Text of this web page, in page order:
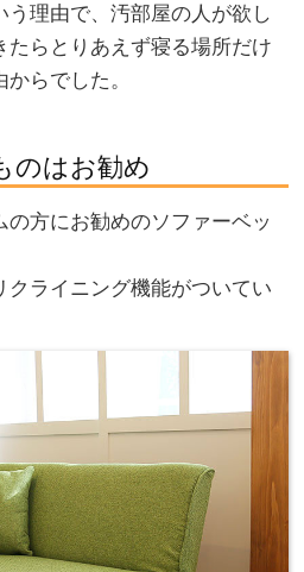
う理由で、汚部屋の人が欲し
たらとりあえず寝る場所だけ
らでした。
のはお勧め
の方にお勧めのソファーベッ
クライニング機能がついてい